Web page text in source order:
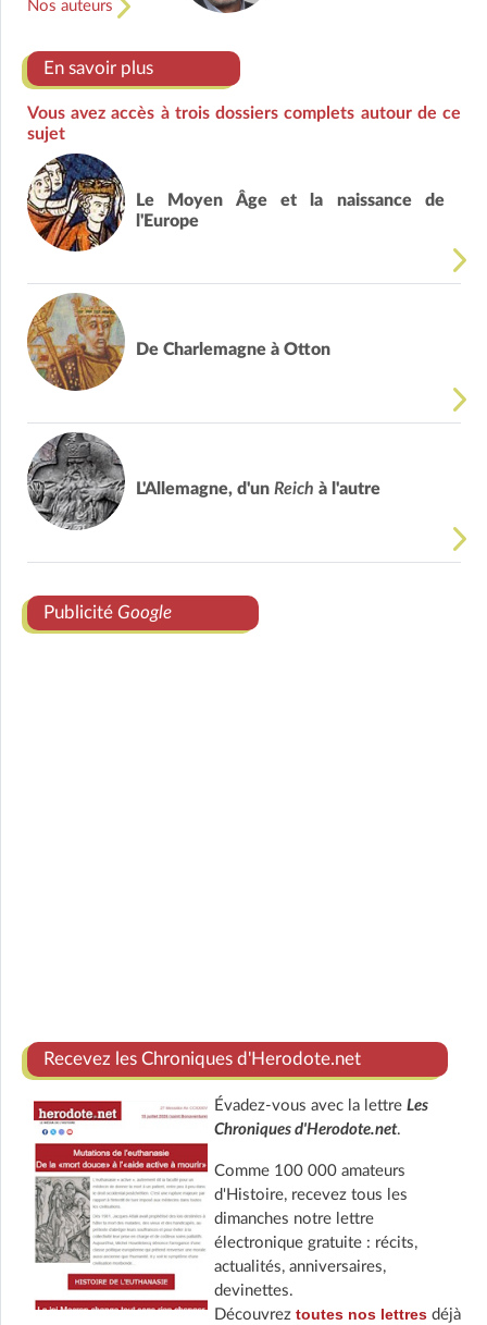
Nos auteurs
En savoir plus
Vous avez accès à trois dossiers complets autour de ce
sujet
Le Moyen Âge et la naissance de
l'Europe
De Charlemagne à Otton
L'Allemagne, d'un Reich à l'autre
Publicité Google
Recevez les Chroniques d'Herodote.net
Évadez-vous avec la lettre Les
Chroniques d'Herodote.net.
Comme 100 000 amateurs
d'Histoire, recevez tous les
dimanches notre lettre
électronique gratuite : récits,
actualités, anniversaires,
devinettes.
Découvrez toutes nos lettresdéjà